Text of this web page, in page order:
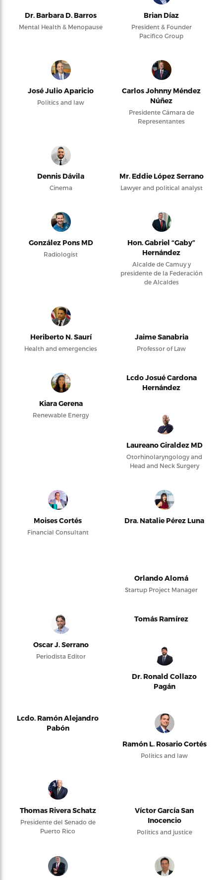
Dr. Barbara D. Barros
Mental Health & Menopause
Brian Díaz
President & Founder
Pacifico Group
José Julio Aparicio
Politics and law
Carlos Johnny Méndez
Núñez
Presidente Cámara de
Representantes
Dennis Dávila
Cinema
Mr. Eddie López Serrano
Lawyer and political analyst
González Pons MD
Radiologist
Hon. Gabriel “Gaby”
Hernández
Alcalde de Camuy y
presidente de la Federación
de Alcaldes
Heriberto N. Saurí
Health and emergencies
Jaime Sanabria
Professor of Law
Kiara Gerena
Renewable Energy
Lcdo Josué Cardona
Hernández
Laureano Giraldez MD
Otorhinolaryngology and
Head and Neck Surgery
Moises Cortés
Financial Consultant
Dra. Natalie Pérez Luna
Orlando Alomá
Startup Project Manager
Oscar J. Serrano
Periodista Editor
Tomás Ramírez
Dr. Ronald Collazo
Pagán
Lcdo. Ramón Alejandro
Pabón
Ramón L. Rosario Cortés
Politics and law
Thomas Rivera Schatz
Presidente del Senado de
Puerto Rico
Víctor García San
Inocencio
Politics and justice